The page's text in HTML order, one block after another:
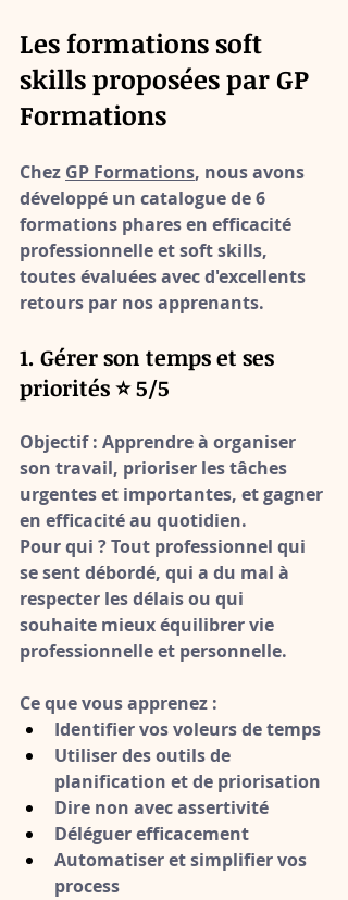
Les formations soft
skills proposées par GP
Formations
Chez GP Formations, nous avons
développé un catalogue de 6
formations phares en efficacité
professionnelle et soft skills,
toutes évaluées avec d'excellents
retours par nos apprenants.
1. Gérer son temps et ses
priorités ⭐ 5/5
Objectif : Apprendre à organiser
son travail, prioriser les tâches
urgentes et importantes, et gagner
en efficacité au quotidien.
Pour qui ? Tout professionnel qui
se sent débordé, qui a du mal à
respecter les délais ou qui
souhaite mieux équilibrer vie
professionnelle et personnelle.
Ce que vous apprenez :
Identifier vos voleurs de temps
Utiliser des outils de
planification et de priorisation
Dire non avec assertivité
Déléguer efficacement
Automatiser et simplifier vos
process